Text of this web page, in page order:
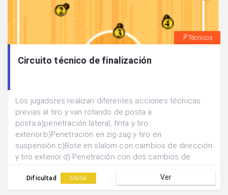
Técnicos
Circuito técnico de finalización
Los jugadores realizan diferentes acciones técnicas
previas al tiro y van rotando de posta a
posta.a)penetración lateral, finta y tiro
exterior.b)Penetración en zig-zag y tiro en
suspensión.c)Bote en slalom con cambios de dirección
y tiro exterior.d) Penetración con dos cambios de
suspensión.e)Penetración lateral, finta y tiro exterior.
Dificultad Media Ver